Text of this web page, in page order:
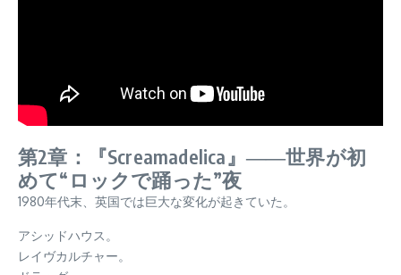
第2章：『Screamadelica』――世界が初
めて“ロックで踊った”夜
1980年代末、英国では巨大な変化が起きていた。
アシッドハウス。
レイヴカルチャー。